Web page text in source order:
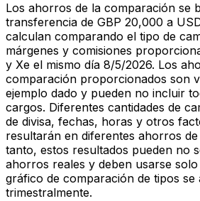
Los ahorros de la comparación se
transferencia de GBP 20,000 a
calculan comparando el tipo de
márgenes y comisiones
y Xe el mismo día 8/5/2026. Los
comparación proporcionados son
ejemplo dado y pueden no incluir
cargos. Diferentes cantidades de
de divisa, fechas, horas y otros
resultarán en diferentes ahorros
tanto, estos resultados pueden no
ahorros reales y deben usarse
gráfico de comparación de tipos se
trimestralmente.